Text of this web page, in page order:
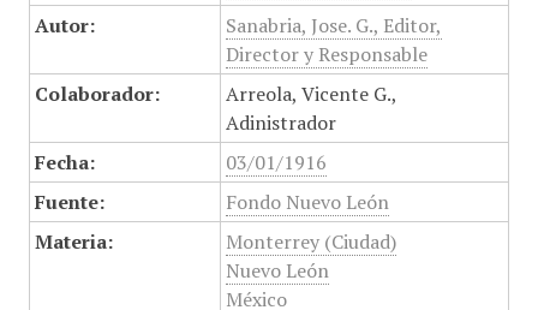
Autor:
Sanabria, Jose. G., Editor,
Director y Responsable
Colaborador:
Arreola, Vicente G.,
Adinistrador
Fecha:
03/01/1916
Fuente:
Fondo Nuevo León
Materia:
Monterrey (Ciudad)
Nuevo León
México